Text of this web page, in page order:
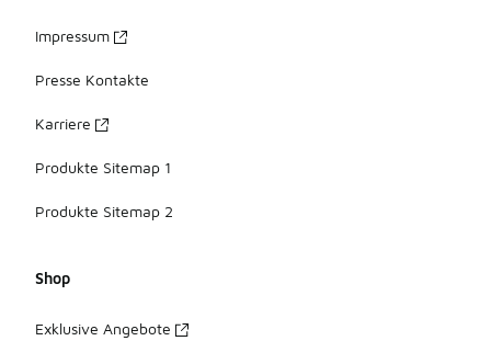
Impressum
Presse Kontakte
Karriere
Produkte Sitemap 1
Produkte Sitemap 2
Shop
Exklusive Angebote